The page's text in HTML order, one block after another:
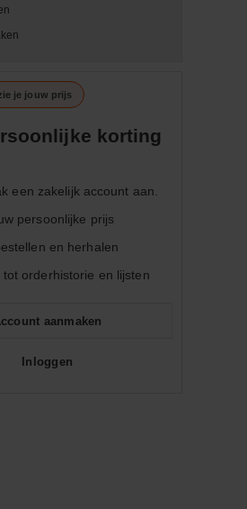
je jouw prijs
korting
een zakelijk account aan.
persoonlijke prijs
en herhalen
tot orderhistorie en lijsten
aanmaken
Inloggen